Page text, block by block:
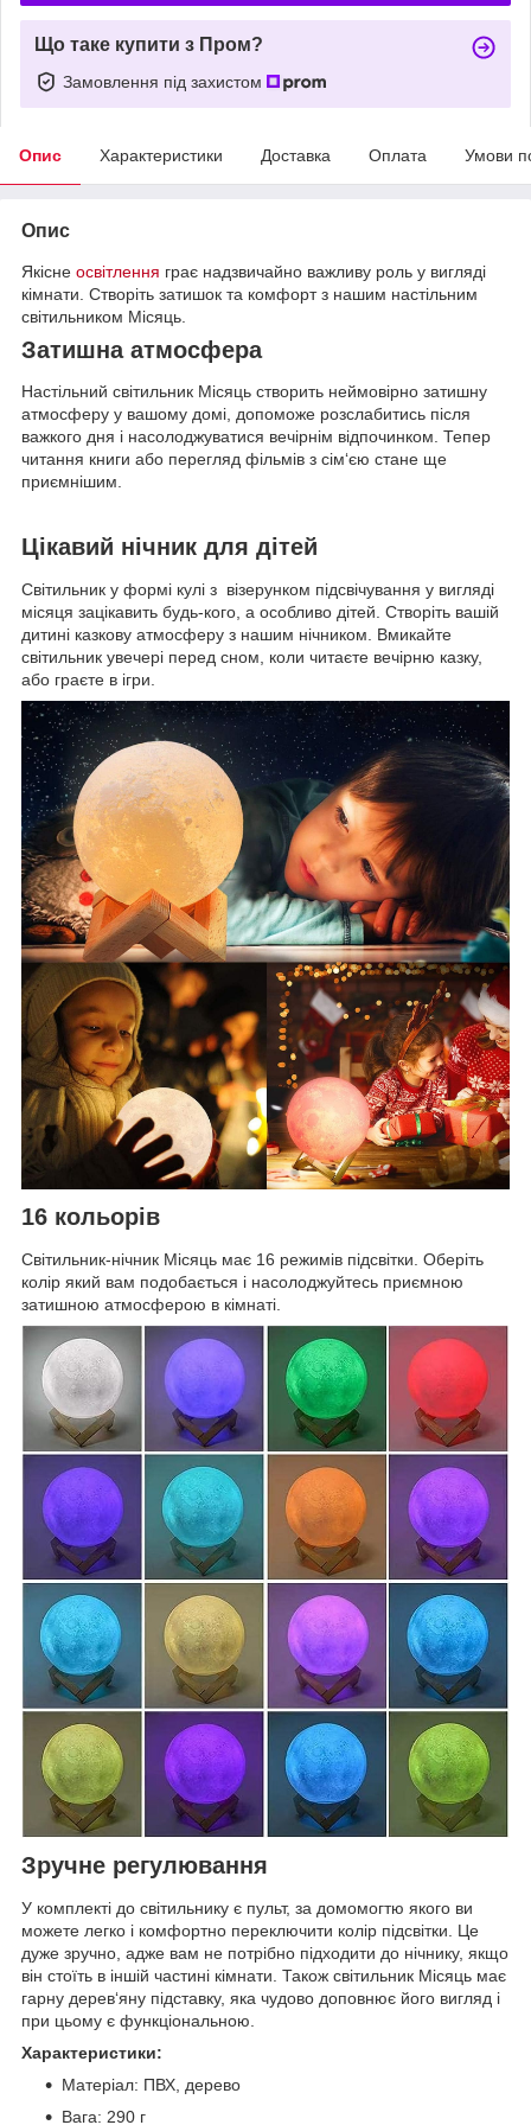
Що таке купити з Пром?
Замовлення під захистом
Опис Характеристики Доставка Оплата Умови
Опис
Якісне освітлення грає надзвичайно важливу роль у вигляді
кімнати. Створіть затишок та комфорт з нашим настільним
світильником Місяць.
Затишна атмосфера
Настільний світильник Місяць створить неймовірно затишну
атмосферу у вашому домі, допоможе розслабитись після
важкого дня і насолоджуватися вечірнім відпочинком. Тепер
читання книги або перегляд фільмів з сім‘єю стане ще
приємнішим.
Цікавий нічник для дітей
Світильник у формі кулі з візерунком підсвічування у вигляді
місяця зацікавить будь-кого, а особливо дітей. Створіть вашій
дитині казкову атмосферу з нашим нічником. Вмикайте
світильник увечері перед сном, коли читаєте вечірню казку,
або граєте в ігри.
16 кольорів
Світильник-нічник Місяць має 16 режимів підсвітки. Оберіть
колір який вам подобається і насолоджуйтесь приємною
затишною атмосферою в кімнаті.
Зручне регулювання
У комплекті до світильнику є пульт, за домомогтю якого ви
можете легко і комфортно переключити колір підсвітки. Це
дуже зручно, адже вам не потрібно підходити до нічнику, якщо
він стоїть в іншій частині кімнати. Також світильник Місяць має
гарну дерев‘яну підставку, яка чудово доповнює його вигляд і
при цьому є функціональною.
Характеристики:
Матеріал: ПВХ, дерево
Вага: 290 г